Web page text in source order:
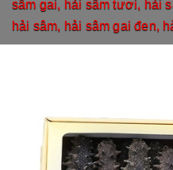
sâm gai, hải sâm tươi, hải
hải sâm, hải sâm gai đen,